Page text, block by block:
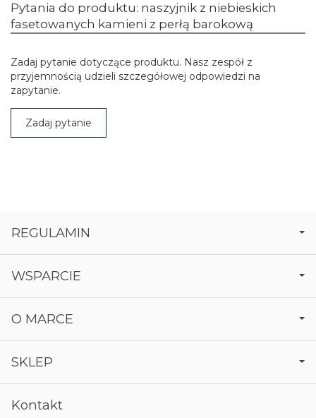
Pytania do produktu: naszyjnik z niebieskich
fasetowanych kamieni z perłą barokową
Zadaj pytanie dotyczące produktu. Nasz zespół z
przyjemnością udzieli szczegółowej odpowiedzi na
zapytanie.
Zadaj pytanie
REGULAMIN
WSPARCIE
O MARCE
SKLEP
Kontakt